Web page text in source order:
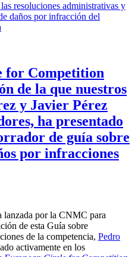
resoluciones administrativas y
daños por infracción del
for Competition
de la que nuestros
y Javier Pérez
ha presentado
de guía sobre
por infracciones
lanzada por la CNMC para
de esta Guía sobre
de la competencia, Pedro
activamente en los